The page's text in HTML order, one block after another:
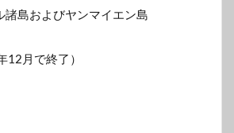
諸島およびヤンマイエン島
月で終了）